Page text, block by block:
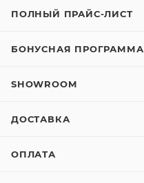
ПОЛНЫЙ ПРАЙС-ЛИСТ
БОНУСНАЯ ПРОГРАММА
SHOWROOM
ДОСТАВКА
ОПЛАТА